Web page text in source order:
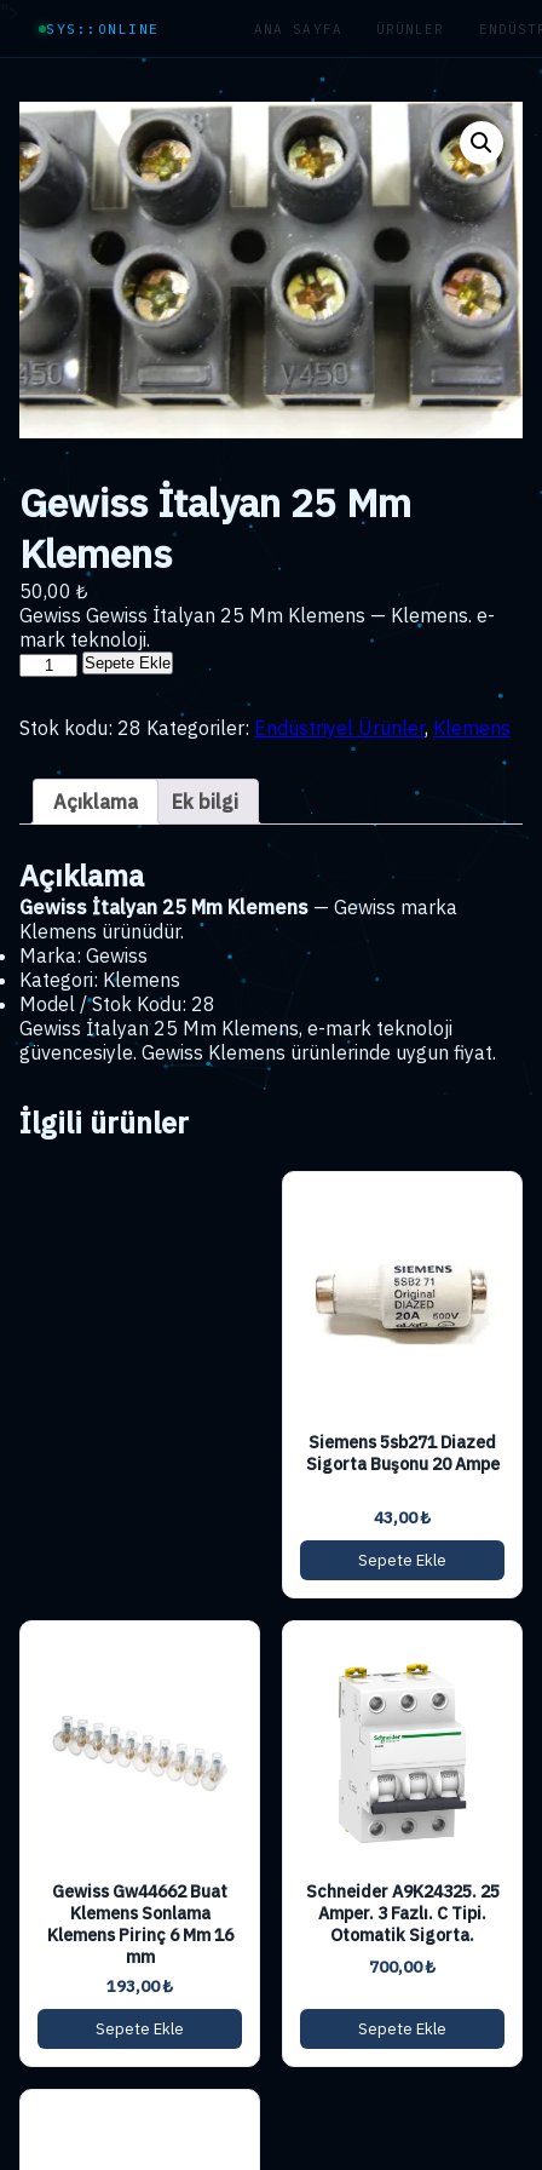
SYS::ONLINE ANA SAYFA ÜRÜNLER
Gewiss İtalyan 25 Mm
Klemens
50,00 ₺
Gewiss Gewiss İtalyan 25 Mm Klemens — Klemens. e-
mark teknoloji.
Gewiss
Mm
adet
Sepete Ekle
Stok kodu: 28 Kategoriler: Endüstriyel Ürünler, Klemens
Açıklama Ek bilgi
Açıklama
Gewiss İtalyan 25 Mm Klemens — Gewiss marka
Klemens ürünüdür.
Marka: Gewiss
Kategori: Klemens
Model / Stok Kodu: 28
Gewiss İtalyan 25 Mm Klemens, e-mark teknoloji
güvencesiyle. Gewiss Klemens ürünlerinde uygun fiyat.
İlgili ürünler
Siemens 5sb271 Diazed
Sigorta Buşonu 20 Ampe
43,00₺
Sepete Ekle
Gewiss Gw44662 Buat
Klemens Sonlama
Klemens Pirinç 6 Mm 16
mm
193,00₺
Sepete Ekle
Schneider A9K24325. 25
Amper. 3 Fazlı. C Tipi.
Otomatik Sigorta.
700,00₺
Sepete Ekle